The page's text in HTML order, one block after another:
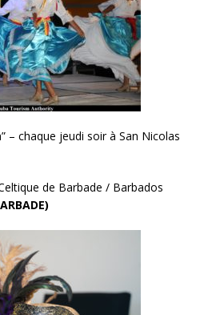
– chaque jeudi soir à San Nicolas
de Barbade / Barbados